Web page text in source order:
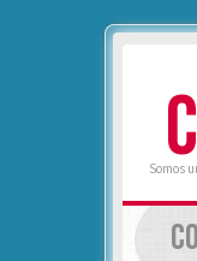
Somos